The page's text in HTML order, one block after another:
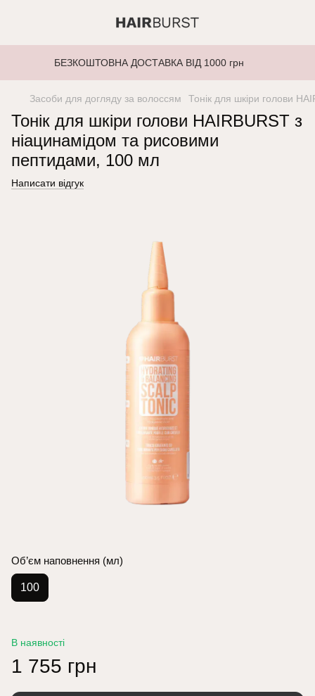
БЕЗКОШТОВНА ДОСТАВКА ВІД 1000 грн
Засоби для догляду за волоссям Тонік для шкіри голови
Тонік для шкіри голови HAIRBURST з
ніацинамідом та рисовими
пептидами, 100 мл
Написати відгук
Об’єм наповнення (мл)
100
В наявності
1 755 грн